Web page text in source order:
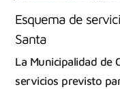
Esquema de
Santa
La Municipalidad de
servicios previsto